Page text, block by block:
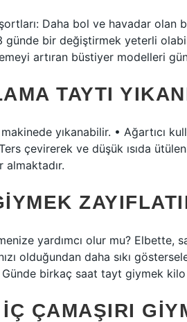
Daha bol ve havadar olan
bir değiştirmek yeterli
artıran büstiyer modelleri
TAYTI
yıkanabilir. • Ağartıcı
çevirerek ve düşük ısıda
yardımcı olur mu? Elbette,
olduğundan daha sıkı
Günde birkaç saat tayt giymek
ÇAMAŞIRI